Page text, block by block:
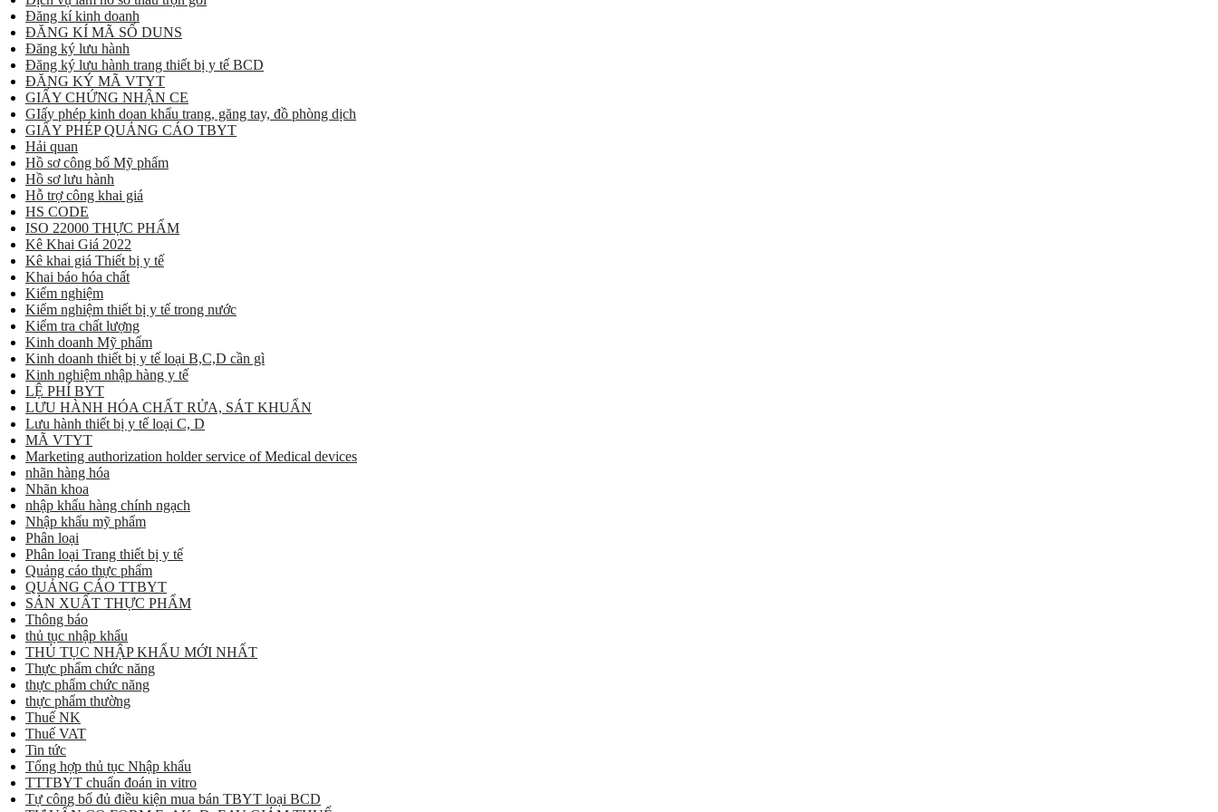
Đăng kí kinh doanh
ĐĂNG KÍ MÃ SỐ DUNS
Đăng ký lưu hành
Đăng ký lưu hành trang thiết bị y tế BCD
ĐĂNG KÝ MÃ VTYT
GIẤY CHỨNG NHẬN CE
GIấy phép kinh doan khẩu trang, găng tay, đồ phòng dịch
GIẤY PHÉP QUẢNG CÁO TBYT
Hải quan
Hồ sơ công bố Mỹ phẩm
Hồ sơ lưu hành
Hỗ trợ công khai giá
HS CODE
ISO 22000 THỰC PHẨM
Kê Khai Giá 2022
Kê khai giá Thiết bị y tế
Khai báo hóa chất
Kiểm nghiệm
Kiểm nghiệm thiết bị y tế trong nước
Kiểm tra chất lượng
Kinh doanh Mỹ phẩm
Kinh doanh thiết bị y tế loại B,C,D cần gì
Kinh nghiệm nhập hàng y tế
LỆ PHÍ BYT
LƯU HÀNH HÓA CHẤT RỬA, SÁT KHUẨN
Lưu hành thiết bị y tế loại C, D
MÃ VTYT
Marketing authorization holder service of Medical devices
nhãn hàng hóa
Nhãn khoa
nhập khẩu hàng chính ngạch
Nhập khẩu mỹ phẩm
Phân loại
Phân loại Trang thiết bị y tế
Quảng cáo thực phẩm
QUẢNG CÁO TTBYT
SẢN XUẤT THỰC PHẨM
Thông báo
thủ tục nhập khẩu
THỦ TỤC NHẬP KHẨU MỚI NHẤT
Thực phẩm chức năng
thực phẩm chức năng
thực phẩm thường
Thuế NK
Thuế VAT
Tin tức
Tổng hợp thủ tục Nhập khẩu
TTTBYT chuẩn đoán in vitro
Tự công bố đủ điều kiện mua bán TBYT loại BCD